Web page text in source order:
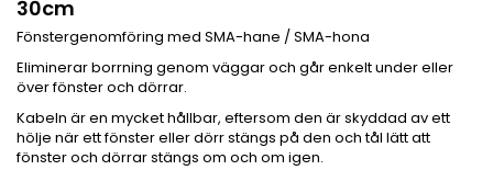
30cm
Fönstergenomföring med SMA-hane / SMA-hona
Eliminerar borrning genom väggar och går enkelt under eller
över fönster och dörrar.
Kabeln är en mycket hållbar, eftersom den är skyddad av ett
hölje när ett fönster eller dörr stängs på den och tål lätt att
fönster och dörrar stängs om och om igen.